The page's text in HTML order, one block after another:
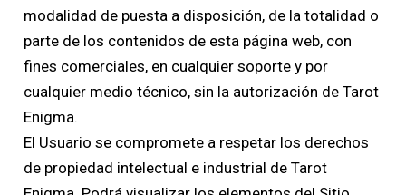
modalidad de puesta a disposición, de la totalidad o
parte de los contenidos de esta página web, con
fines comerciales, en cualquier soporte y por
cualquier medio técnico, sin la autorización de Tarot
Enigma.
El Usuario se compromete a respetar los derechos
de propiedad intelectual e industrial de Tarot